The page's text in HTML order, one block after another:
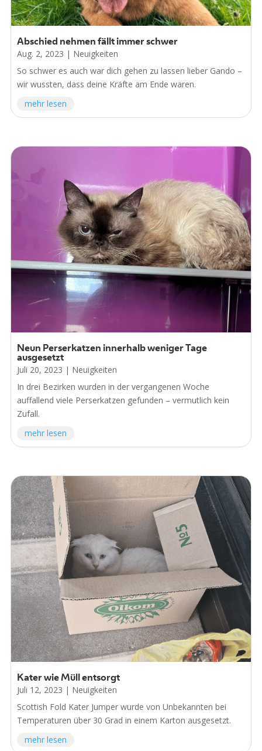
Abschied nehmen fällt immer schwer
Aug. 2, 2023 | Neuigkeiten
So schwer es auch war dich gehen zu lassen lieber Gando –
wir wussten, dass deine Kräfte am Ende waren.
mehr lesen
Neun Perserkatzen innerhalb weniger Tage
ausgesetzt
Juli 20, 2023 | Neuigkeiten
In drei Bezirken wurden in der vergangenen Woche
auffallend viele Perserkatzen gefunden – vermutlich kein
Zufall.
mehr lesen
Kater wie Müll entsorgt
Juli 12, 2023 | Neuigkeiten
Scottish Fold Kater Jumper wurde von Unbekannten bei
Temperaturen über 30 Grad in einem Karton ausgesetzt.
mehr lesen